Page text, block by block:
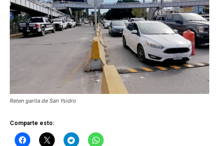
Reten garita de San Ysidro
Comparte esto: